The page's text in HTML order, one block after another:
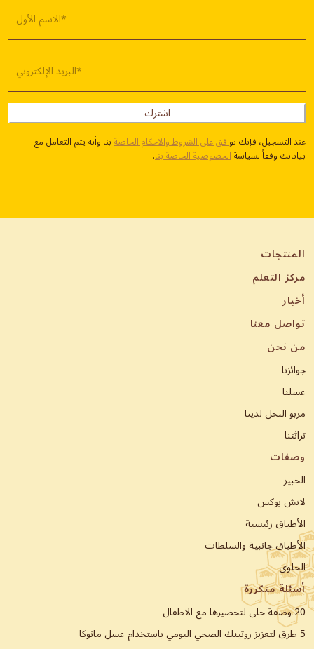
الاسم الأول*
البريد الإلكتروني*
اشترك
عند التسجيل، فإنك توافق على الشروط والأحكام الخاصةبنا وأنه يتم التعامل مع
بياناتك وفقاً لسياسةالخصوصية الخاصة بنا.
المنتجات
مركز التعلم
أخبار
تواصل معنا
من نحن
جوائزنا
عسلنا
مربو النحل لدينا
تراثتنا
وصفات
الخبيز
لانش بوكس
الأطباق رئيسية
الأطباق جانبية والسلطات
الحلوى
أسئلة متكررة
20 وصفة حلى لتحضيرها مع الاطفال
5 طرق لتعزيز روتينك الصحي اليومي باستخدام عسل مانوكا